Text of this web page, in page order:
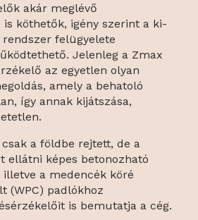
akár meglévő
köthetők, igény szerint a ki-
rendszer felügyelete
Jelenleg a Zmax
az egyetlen olyan
amely a behatoló
így annak kijátszása,
a földbe rejtett, de a
ellátni képes betonozható
a medencék köré
(WPC) padlókhoz
is bemutatja a cég.